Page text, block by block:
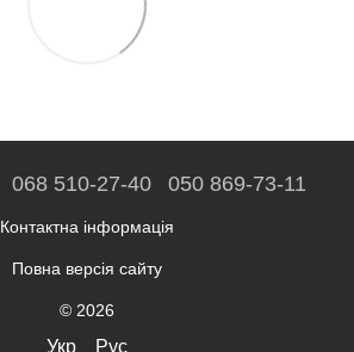
068 510-27-40 050 869-73-11
Контактна інформація
Повна версія сайту
© 2026
Укр Рус